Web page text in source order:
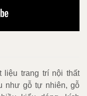
liệu trang trí nội thất
như gỗ tự nhiên, gỗ